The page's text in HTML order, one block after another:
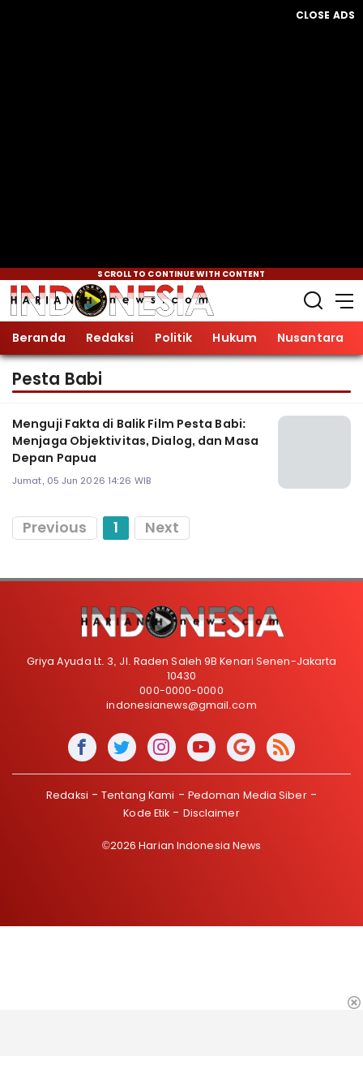
CLOSE ADS
SCROLL TO CONTINUE WITH CONTENT
Beranda Redaksi Politik Hukum Nusantara
Pesta Babi
Menguji Fakta di Balik Film Pesta Babi:
Menjaga Objektivitas, Dialog, dan Masa
Depan Papua
Jumat, 05 Jun 2026 14:26 WIB
Previous 1 Next
Griya Ayuda Lt. 3, Jl. Raden Saleh 9B Kenari Senen-Jakarta
10430
000-0000-0000
indonesianews@gmail.com
Redaksi Tentang Kami
Pedoman Media Siber
Kode Etik
Disclaimer
©2026 Harian Indonesia News